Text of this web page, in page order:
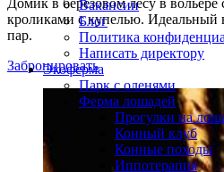
Вакансии
Блог
Политика
Написать директору
Экоферма
Парк с оленями
Ферма лошадей
Прогулки на
Конный клуб
Конные походы
Иппотерапия
кроликами с купелью. Идеальный
пар.
Забронировать